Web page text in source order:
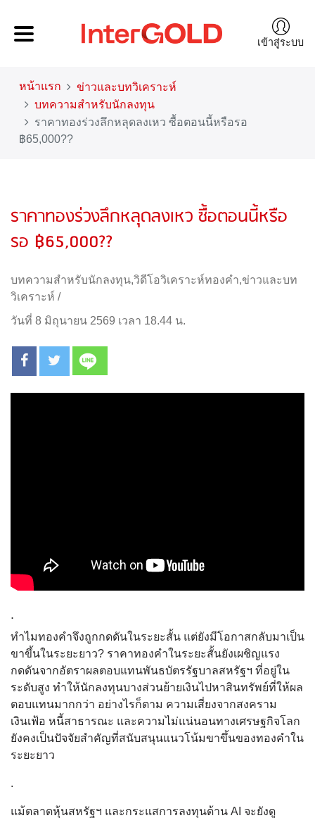
เข้าสู่ระบบ
หน้าแรก
ข่าวและบทวิเคราะห์
บทความสำหรับนักลงทุน
ราคาทองร่วงลึกหลุดลงเหว ซื้อตอนนี้หรือรอ
฿65,000??
ราคาทองร่วงลึกหลุดลงเหว ซื้อตอนนี้หรือ
รอ ฿65,000??
บทความสำหรับนักลงทุน,วิดีโอวิเคราะห์ทองคำ,ข่าวและบท
วิเคราะห์ /
วันที่ 8 มิถุนายน 2569 เวลา 18.44 น.
.
ทำไมทองคำจึงถูกกดดันในระยะสั้น แต่ยังมีโอกาสกลับมาเป็น
ขาขึ้นในระยะยาว? ราคาทองคำในระยะสั้นยังเผชิญแรง
กดดันจากอัตราผลตอบแทนพันธบัตรรัฐบาลสหรัฐฯ ที่อยู่ใน
ระดับสูง ทำให้นักลงทุนบางส่วนย้ายเงินไปหาสินทรัพย์ที่ให้ผล
ตอบแทนมากกว่า อย่างไรก็ตาม ความเสี่ยงจากสงคราม
เงินเฟ้อ หนี้สาธารณะ และความไม่แน่นอนทางเศรษฐกิจโลก
ยังคงเป็นปัจจัยสำคัญที่สนับสนุนแนวโน้มขาขึ้นของทองคำใน
ระยะยาว
.
แม้ตลาดหุ้นสหรัฐฯ และกระแสการลงทุนด้าน AI จะยังดู